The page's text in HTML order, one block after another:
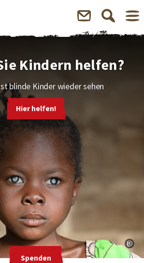
Kindern helfen?
blinde Kinder wieder sehen
Hier helfen!
Spenden